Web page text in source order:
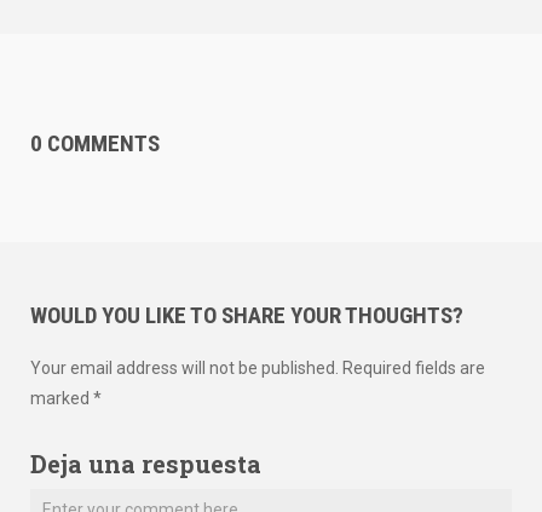
0 COMMENTS
WOULD YOU LIKE TO SHARE YOUR THOUGHTS?
Your email address will not be published. Required fields are
marked *
Deja una respuesta